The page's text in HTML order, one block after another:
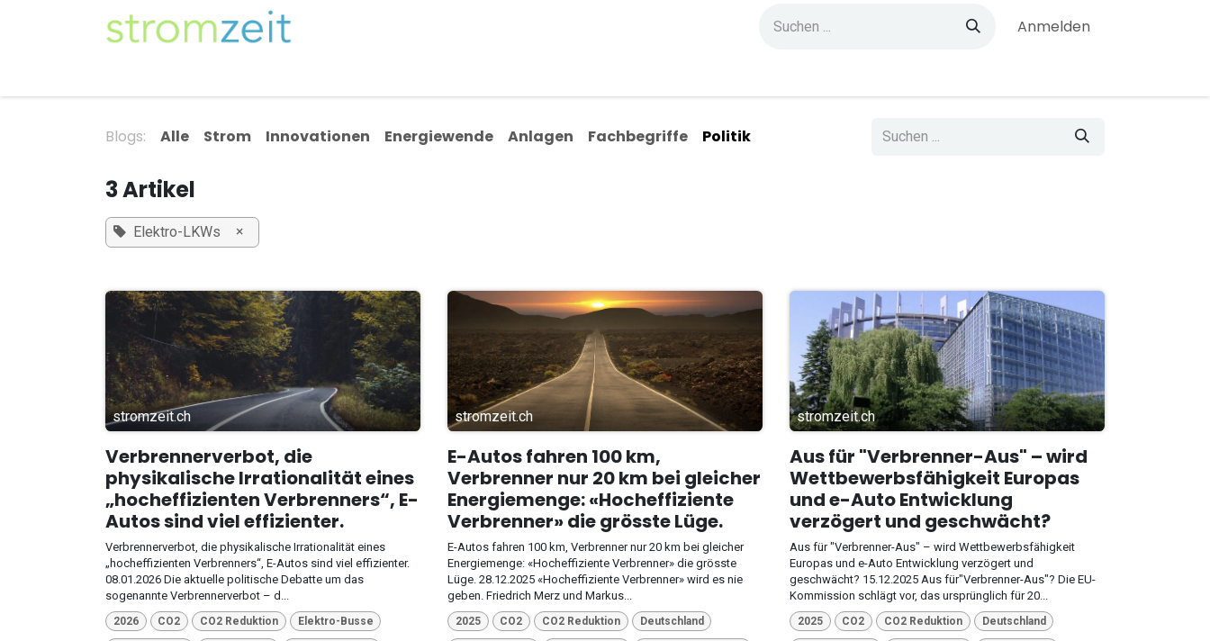
Zum Inhalt springen
Anmelden
Blogs: Alle Strom Innovationen Energiewende Anlagen Fachbegriffe Politik
3 Artikel
Elektro-LKWs ×
stromzeit.ch
Verbrennerverbot, die
physikalische Irrationalität eines
„hocheffizienten Verbrenners“, E-
Autos sind viel effizienter.
Verbrennerverbot, die physikalische Irrationalität eines
„hocheffizienten Verbrenners“, E-Autos sind viel effizienter.
08.01.2026 Die aktuelle politische Debatte um das
sogenannte Verbrennerverbot – d...
2026 CO2 CO2 Reduktion Elektro-Busse
stromzeit.ch
E-Autos fahren 100 km,
Verbrenner nur 20 km bei gleicher
Energiemenge: «Hocheffiziente
Verbrenner» die grösste Lüge.
E-Autos fahren 100 km, Verbrenner nur 20 km bei gleicher
Energiemenge: «Hocheffiziente Verbrenner» die grösste
Lüge. 28.12.2025 «Hocheffiziente Verbrenner» wird es nie
geben. Friedrich Merz und Markus...
2025 CO2 CO2 Reduktion Deutschland
stromzeit.ch
Aus für "Verbrenner-Aus" – wird
Wettbewerbsfähigkeit Europas
und e-Auto Entwicklung
verzögert und geschwächt?
Aus für "Verbrenner-Aus" – wird Wettbewerbsfähigkeit
Europas und e-Auto Entwicklung verzögert und
geschwächt? 15.12.2025 Aus für"Verbrenner-Aus"? Die EU-
Kommission schlägt vor, das ursprünglich für 20...
2025 CO2 CO2 Reduktion Deutschland